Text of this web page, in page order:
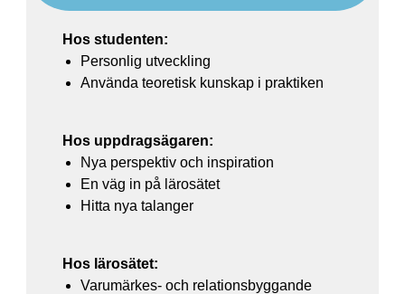
Hos studenten:
Personlig utveckling
Använda teoretisk kunskap i praktiken
Hos uppdragsägaren:
Nya perspektiv och inspiration
En väg in på lärosätet
Hitta nya talanger
Hos lärosätet:
Varumärkes- och relationsbyggande